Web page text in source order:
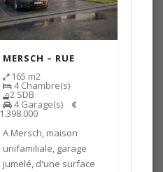
MERSCH – RUE
BOUVART – LOT 6
165 m2
4Chambre(s)
2 SDB
4Garage(s)
1.398.000
A Mersch, maison
unifamiliale, garage
jumelé, d'une surface